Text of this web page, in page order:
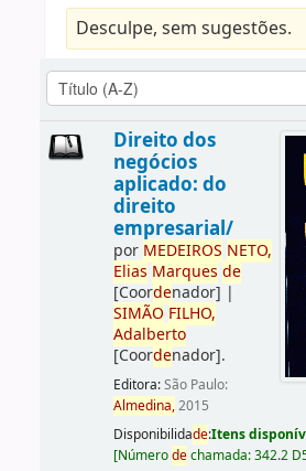
Desculpe, sem sugestões.
Direito dos
negócios
aplicado: do
direito
empresarial/
por MEDEIROS NETO,
Elias Marques de
[Coordenador] |
SIMÃO FILHO,
Adalberto
[Coordenador].
Editora:São Paulo:
Almedina,2015
Disponibilidade:Itens
[Númerodechamada:342.2